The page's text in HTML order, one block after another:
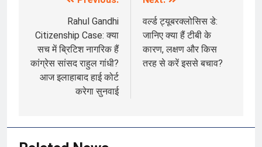
navigation
Rahul Gandhi
Citizenship Case: क्या
सच में ब्रिटिश नागरिक हैं
कांग्रेस सांसद राहुल गांधी?
आज इलाहाबाद हाई कोर्ट
करेगा सुनवाई
वर्ल्ड ट्यूबरक्लोसिस डे:
जानिए क्या हैं टीबी के
कारण, लक्षण और किस
तरह से करें इससे बचाव?